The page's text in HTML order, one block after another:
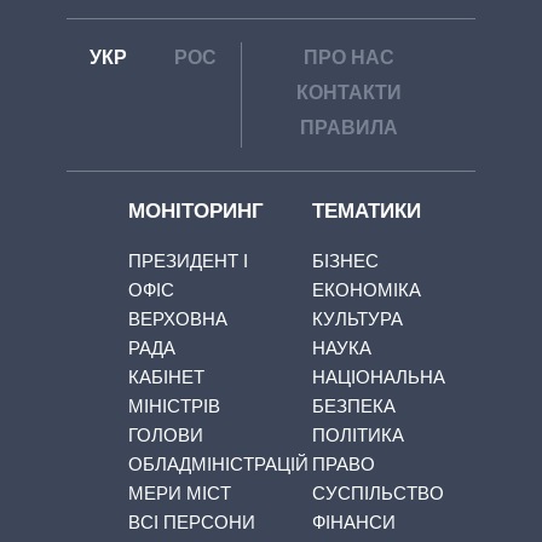
УКР РОС
ПРО НАС
КОНТАКТИ
ПРАВИЛА
МОНІТОРИНГ
ПРЕЗИДЕНТ І
ОФІС
ВЕРХОВНА
РАДА
КАБІНЕТ
МІНІСТРІВ
ГОЛОВИ
ОБЛАДМІНІСТРАЦІЙ
МЕРИ МІСТ
ВСІ ПЕРСОНИ
ТЕМАТИКИ
БІЗНЕС
ЕКОНОМІКА
КУЛЬТУРА
НАУКА
НАЦІОНАЛЬНА
БЕЗПЕКА
ПОЛІТИКА
ПРАВО
СУСПІЛЬСТВО
ФІНАНСИ